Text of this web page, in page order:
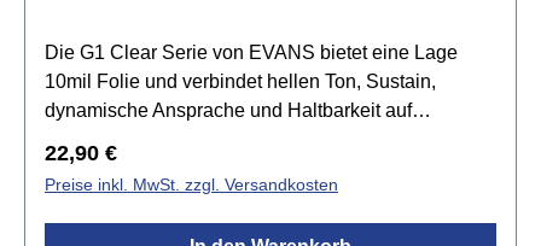
Die G1 Clear Serie von EVANS bietet eine Lage
10mil Folie und verbindet hellen Ton, Sustain,
dynamische Ansprache und Haltbarkeit auf
Standard für einen offenen und ausdrucksvollen
Sound. Tief gestimmt produziert sie einen grollenden
Rumble, der den natürlichen Sound des Kessels
Regulärer Preis:
22,90 €
Preise inkl. MwSt. zzgl. Versandkosten